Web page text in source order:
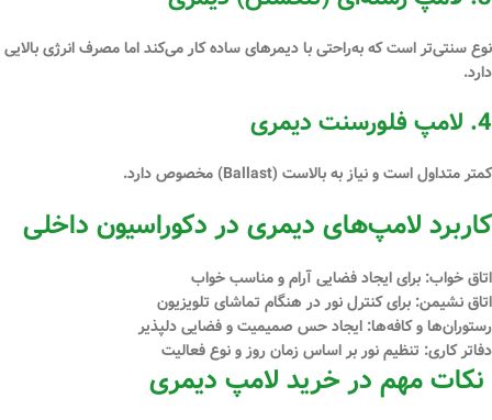
نوع سنتی‌تر است که به‌راحتی با دیمرهای ساده کار می‌کند اما مصرف انرژی بالایی
دارد.
4. لامپ فلورسنت دیمری
کمتر متداول است و نیاز به بالاست (Ballast) مخصوص دارد.
کاربرد لامپ‌های دیمری در دکوراسیون داخلی
اتاق خواب: برای ایجاد فضایی آرام و مناسب خواب
اتاق نشیمن: برای کنترل نور در هنگام تماشای تلویزیون
رستوران‌ها و کافه‌ها: ایجاد حس صمیمیت و فضایی دلپذیر
دفاتر کاری: تنظیم نور بر اساس زمان روز و نوع فعالیت
نکات مهم در خرید لامپ دیمری